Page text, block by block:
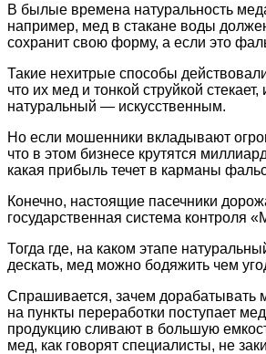
В былые времена натуральность
например, мед в стакане воды
сохранит свою форму, а если это
Такие нехитрые способы
что их мед и тонкой струйкой
натуральный — искусственным.
Но если мошенники вкладывают
что в этом бизнесе крутятся
какая прибыль течет в карманы
Конечно, настоящие пасечники
государственная система контроля
Тогда где, на каком этапе
дескать, мед можно бодяжить чем
Спрашивается, зачем дорабатывать
на пункты переработки поступает
продукцию сливают в большую
мед, как говорят специалисты, не